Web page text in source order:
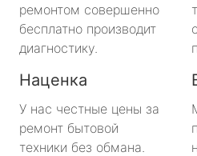
ремонтом совершенно
бесплатно производит
диагностику.
Наценка
У нас честные цены за
ремонт бытовой
техники без обмана.